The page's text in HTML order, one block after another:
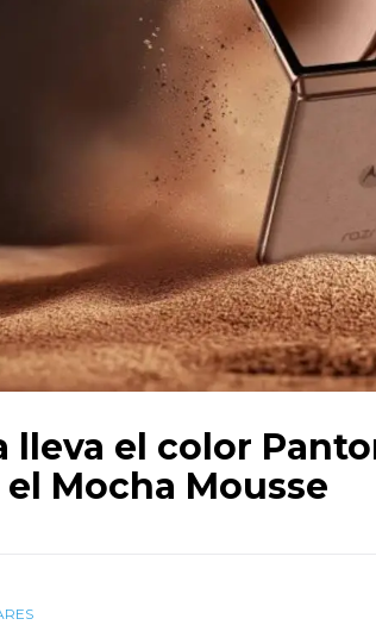
lleva el color
el Mocha Mousse